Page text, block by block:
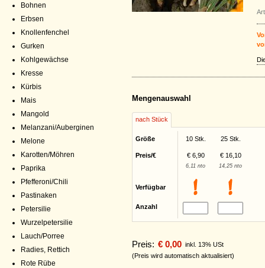
Bohnen
Erbsen
Knollenfenchel
Gurken
Kohlgewächse
Kresse
Kürbis
Mais
Mangold
Melanzani/Auberginen
Melone
Karotten/Möhren
Paprika
Pfefferoni/Chili
Pastinaken
Petersilie
Wurzelpetersilie
Lauch/Porree
Radies, Rettich
Rote Rübe
Mengenauswahl
nach Stück
Größe 10 Stk. 25 Stk.
Preis/€ € 6,90 € 16,10
6,11 nto 14,25 nto
Verfügbar
Anzahl
Preis: € 0,00 inkl. 13% USt
(Preis wird automatisch aktualisiert)